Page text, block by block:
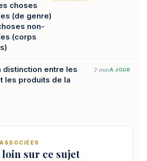
choses
(de genre)
non-
(corps
distinction entre les
les produits de la
7 minÀ JOUR
sur ce sujet